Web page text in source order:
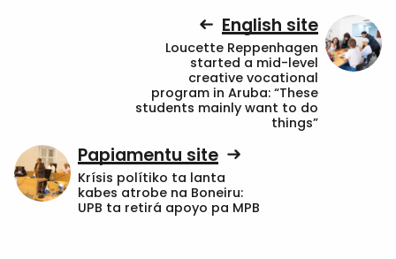
English site
Loucette Reppenhagen
started a mid-level
creative vocational
program in Aruba: “These
students mainly want to do
things”
Papiamentu site
Krísis polítiko ta lanta
kabes atrobe na Boneiru:
UPB ta retirá apoyo pa MPB